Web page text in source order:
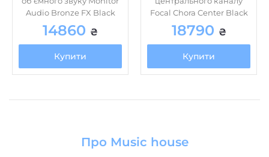
14860₴
Купити
18790₴
Купити
Магазин “Music House” засновано в 2017 році з